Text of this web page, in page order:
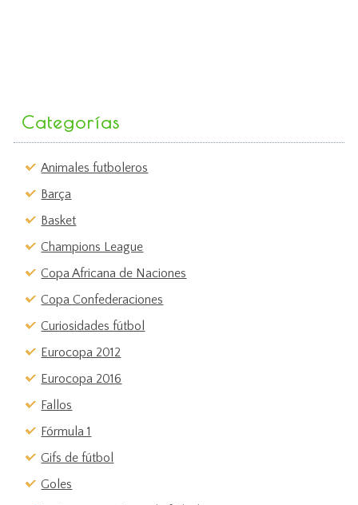
Categorías
Animales futboleros
Barça
Basket
Champions League
Copa Africana de Naciones
Copa Confederaciones
Curiosidades fútbol
Eurocopa 2012
Eurocopa 2016
Fallos
Fórmula 1
Gifs de fútbol
Goles